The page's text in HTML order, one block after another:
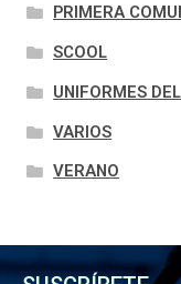
PRIMERA
SCOOL
UNIFORMES
VARIOS
VERANO